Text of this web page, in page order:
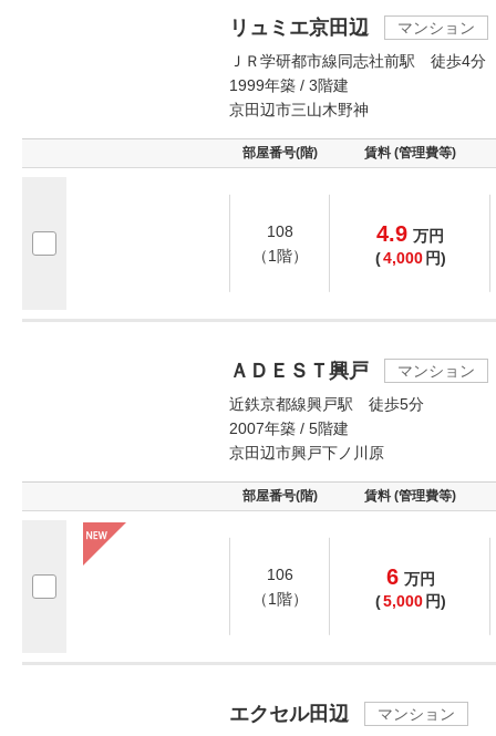
リュミエ京田辺
マンション
ＪＲ学研都市線同志社前駅 徒歩4分
1999年築 / 3階建
京田辺市三山木野神
部屋番号(階) 賃料 (管理費等)
108
（1階）
4.9 万円
(4,000 円)
ＡＤＥＳＴ興戸
マンション
近鉄京都線興戸駅 徒歩5分
2007年築 / 5階建
京田辺市興戸下ノ川原
部屋番号(階) 賃料 (管理費等)
106
（1階）
6 万円
(5,000 円)
エクセル田辺
マンション